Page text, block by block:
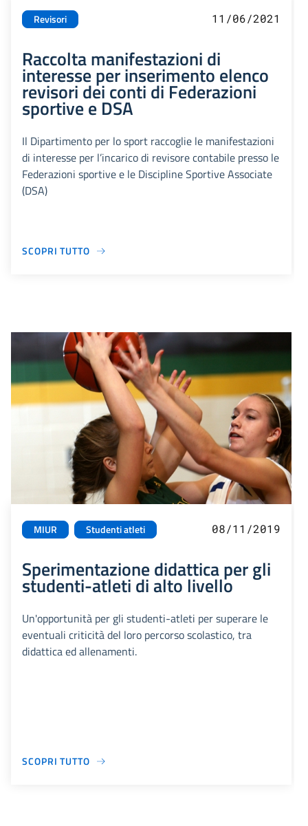
Revisori 11/06/2021
Raccolta manifestazioni di
interesse per inserimento elenco
revisori dei conti di Federazioni
sportive e DSA
Il Dipartimento per lo sport raccoglie le manifestazioni
di interesse per l’incarico di revisore contabile presso le
Federazioni sportive e le Discipline Sportive Associate
(DSA)
SCOPRI TUTTO
MIUR Studenti atleti 08/11/2019
Sperimentazione didattica per gli
studenti-atleti di alto livello
Un'opportunità per gli studenti-atleti per superare le
eventuali criticità del loro percorso scolastico, tra
didattica ed allenamenti.
SCOPRI TUTTO